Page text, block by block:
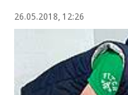
26.05.2018, 12:26